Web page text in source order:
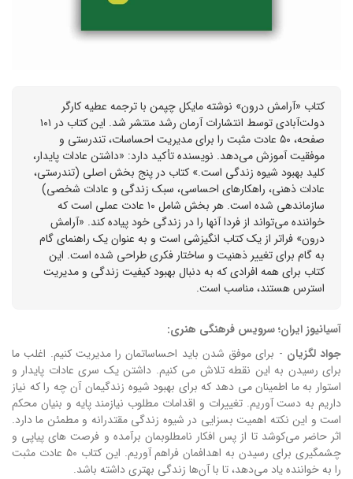
کتاب «آرامش درون» نوشته مایکل چپمن با ترجمه عطیه کارگر
دولت‌آبادی توسط انتشارات آرمان رشد منتشر شد. این کتاب در ۱۰۱
صفحه، ۵۰ عادت مثبت را برای مدیریت احساسات، تندرستی و
موفقیت آموزش می‌دهد. نویسنده تأکید دارد: «داشتن عادات پایدار،
کلید بهبود شیوه زندگی است.» کتاب در پنج بخش اصلی (تندرستی،
عادات ذهنی، راهکارهای احساسی، سبک زندگی و عادات شخصی)
سازماندهی شده است. هر بخش شامل ۱۰ عادت عملی است که
خواننده می‌تواند از فردا آنها را در زندگی خود پیاده کند. «آرامش
درون» فراتر از یک کتاب انگیزشی است و به عنوان یک راهنمای گام
به گام برای تغییر ذهنیت و ساختار فکری طراحی شده است. این
کتاب برای همه افرادی که به دنبال بهبود کیفیت زندگی و مدیریت
استرس هستند، مناسب است.
آسیانیوز ایران؛ سرویس فرهنگی هنری:
جواد لگزیان - برای موفق شدن باید احساساتمان را مدیریت کنیم. اغلب ما
برای رسیدن به این نقطه تلاش می ‌کنیم. داشتن یک سری عادات پایدار و
استوار به ما اطمینان می ‌دهد که برای بهبود شیوه زندگیمان آن چه را که نیاز
داریم به دست آوریم. تغییرات و اقدامات مطلوب نیازمند پایه و بنیان محکم
است و این نکته اهمیت بسزایی در شیوه زندگی مقتدرانه و مطمئن ما دارد.
اثر حاضر می‌‌کوشد تا از پس افکار نامطلوبمان برآمده و فرصت ‌های پیاپی و
چشمگیری برای رسیدن به اهدافمان فراهم آوریم. این کتاب ۵۰ عادت مثبت
را به خواننده یاد می‌دهد، تا با آن‌‌ها زندگی بهتری داشته باشد.